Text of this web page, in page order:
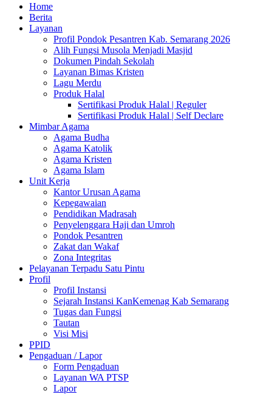
Home
Berita
Layanan
Profil Pondok Pesantren Kab. Semarang 2026
Alih Fungsi Musola Menjadi Masjid
Dokumen Pindah Sekolah
Layanan Bimas Kristen
Lagu Merdu
Produk Halal
Sertifikasi Produk Halal | Reguler
Sertifikasi Produk Halal | Self Declare
Mimbar Agama
Agama Budha
Agama Katolik
Agama Kristen
Agama Islam
Unit Kerja
Kantor Urusan Agama
Kepegawaian
Pendidikan Madrasah
Penyelenggara Haji dan Umroh
Pondok Pesantren
Zakat dan Wakaf
Zona Integritas
Pelayanan Terpadu Satu Pintu
Profil
Profil Instansi
Sejarah Instansi KanKemenag Kab Semarang
Tugas dan Fungsi
Tautan
Visi Misi
PPID
Pengaduan / Lapor
Form Pengaduan
Layanan WA PTSP
Lapor